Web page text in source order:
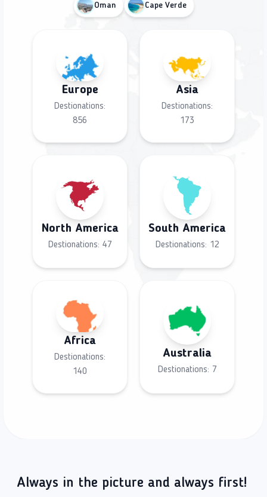
Oman Cape Verde
Europe
Destionations:
856
Asia
Destionations:
173
North America
Destionations: 47
South America
Destionations: 12
Africa
Destionations:
140
Australia
Destionations: 7
Always in the picture and always first!